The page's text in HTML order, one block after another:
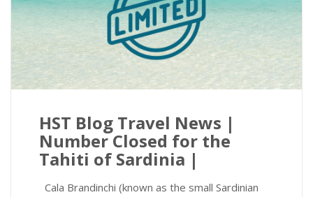
HST Blog Travel News |
Number Closed for the
Tahiti of Sardinia |
Cala Brandinchi (known as the small Sardinian